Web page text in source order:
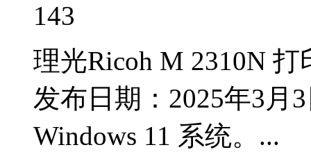
143
理光Ricoh M 2310N
发布日期：2025年3月
Windows 11 系统。...